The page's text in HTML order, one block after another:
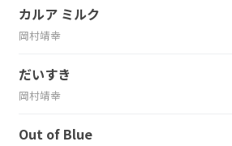
カルア ミルク
岡村靖幸
だいすき
岡村靖幸
Out of Blue